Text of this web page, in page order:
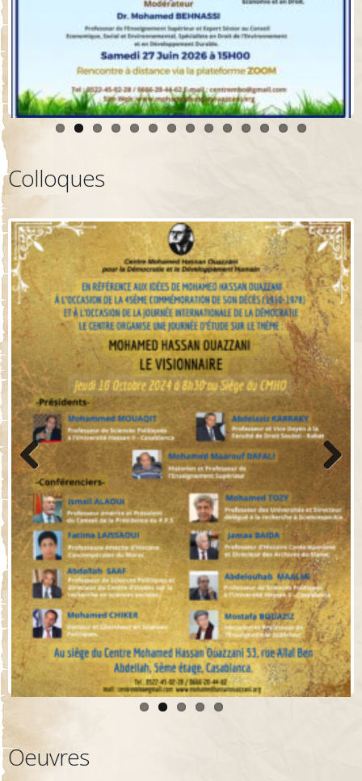
Colloques
Previo
us
Next
Oeuvres